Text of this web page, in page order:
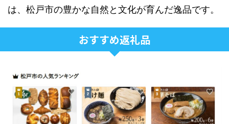
は、松戸市の豊かな自然と文化が育んだ逸品です。
おすすめ返礼品